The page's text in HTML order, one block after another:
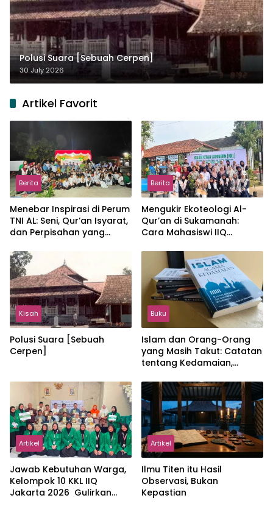
Polusi Suara [Sebuah Cerpen]
30 July 2026
Artikel Favorit
Berita
Menebar Inspirasi di Perum
TNI AL: Seni, Qur’an Isyarat,
dan Perpisahan yang
Berita
Mengukir Ekoteologi Al-
Qur’an di Sukamanah:
Cara Mahasiswi IIQ
Jonggol
Kisah
Polusi Suara [Sebuah
Cerpen]
Buku
Islam dan Orang-Orang
yang Masih Takut: Catatan
tentang Kedamaian,
dalam Pemikiran Masykuri
Abdillah
Artikel
Jawab Kebutuhan Warga,
Kelompok 10 KKL IIQ
Jakarta 2026 Gulirkan
Artikel
Ilmu Titen itu Hasil
Observasi, Bukan
Kepastian